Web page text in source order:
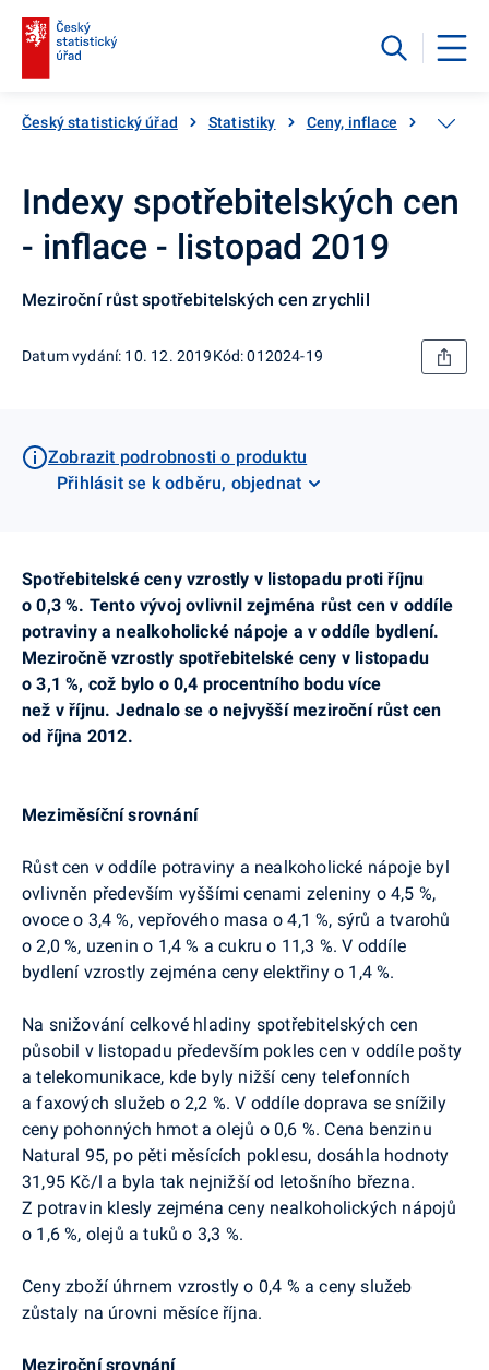
Český statistický úřad Statistiky Ceny, inflace
Indexy spotřebitelských cen
- inflace - listopad 2019
Meziroční růst spotřebitelských cen zrychlil
Datum vydání: 10. 12. 2019Kód: 012024-19
Zobrazit podrobnosti o produktu
Přihlásit se k odběru, objednat
Spotřebitelské ceny vzrostly v listopadu proti říjnu
o 0,3 %. Tento vývoj ovlivnil zejména růst cen v oddíle
potraviny a nealkoholické nápoje a v oddíle bydlení.
Meziročně vzrostly spotřebitelské ceny v listopadu
o 3,1 %, což bylo o 0,4 procentního bodu více
než v říjnu. Jednalo se o nejvyšší meziroční růst cen
od října 2012.
Meziměsíční srovnání
Růst cen v oddíle potraviny a nealkoholické nápoje byl
ovlivněn především vyššími cenami zeleniny o 4,5 %,
ovoce o 3,4 %, vepřového masa o 4,1 %, sýrů a tvarohů
o 2,0 %, uzenin o 1,4 % a cukru o 11,3 %. V oddíle
bydlení vzrostly zejména ceny elektřiny o 1,4 %.
Na snižování celkové hladiny spotřebitelských cen
působil v listopadu především pokles cen v oddíle pošty
a telekomunikace, kde byly nižší ceny telefonních
a faxových služeb o 2,2 %. V oddíle doprava se snížily
ceny pohonných hmot a olejů o 0,6 %. Cena benzinu
Natural 95, po pěti měsících poklesu, dosáhla hodnoty
31,95 Kč/l a byla tak nejnižší od letošního března.
Z potravin klesly zejména ceny nealkoholických nápojů
o 1,6 %, olejů a tuků o 3,3 %.
Ceny zboží úhrnem vzrostly o 0,4 % a ceny služeb
zůstaly na úrovni měsíce října.
Meziroční srovnání